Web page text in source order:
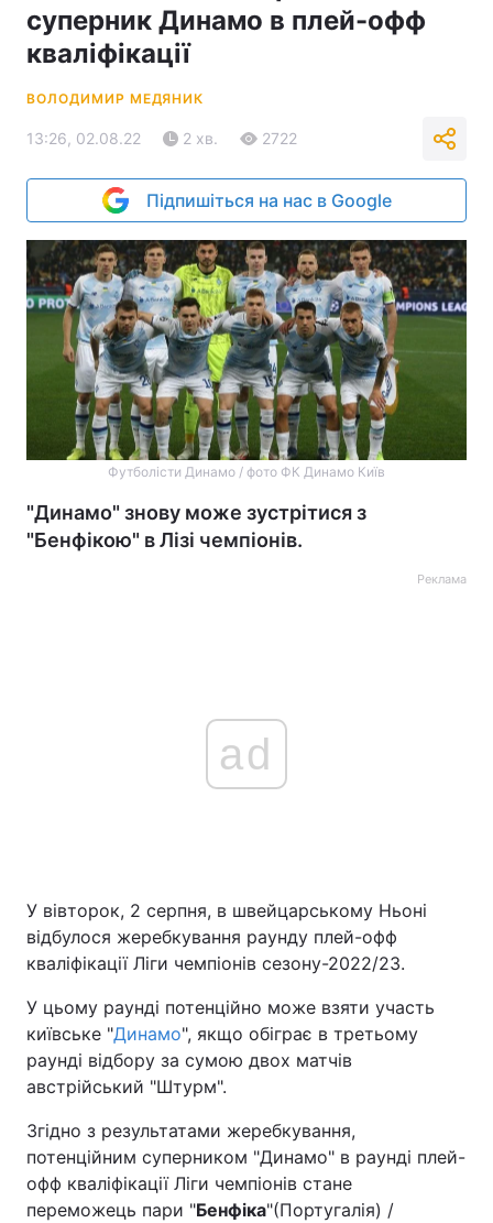
суперник Динамо в плей-офф
кваліфікації
ВОЛОДИМИР МЕДЯНИК
13:26, 02.08.22 2 хв. 2722
Підпишіться на нас в Google
Футболісти Динамо / фото ФК Динамо Київ
"Динамо" знову може зустрітися з
"Бенфікою" в Лізі чемпіонів.
Реклама
ad
У вівторок, 2 серпня, в швейцарському Ньоні
відбулося жеребкування раунду плей-офф
кваліфікації Ліги чемпіонів сезону-2022/23.
У цьому раунді потенційно може взяти участь
київське "Динамо", якщо обіграє в третьому
раунді відбору за сумою двох матчів
австрійський "Штурм".
Згідно з результатами жеребкування,
потенційним суперником "Динамо" в раунді плей-
офф кваліфікації Ліги чемпіонів стане
переможець пари "Бенфіка"(Португалія) /